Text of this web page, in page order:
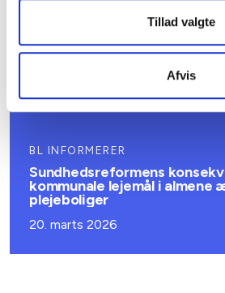
Tillad valgte
Afvis
Ansvar for nødforsyning i
08. juni 2026
BL INFORMERER
Sundhedsreformens
kommunale lejemål i almene
plejeboliger
20. marts 2026